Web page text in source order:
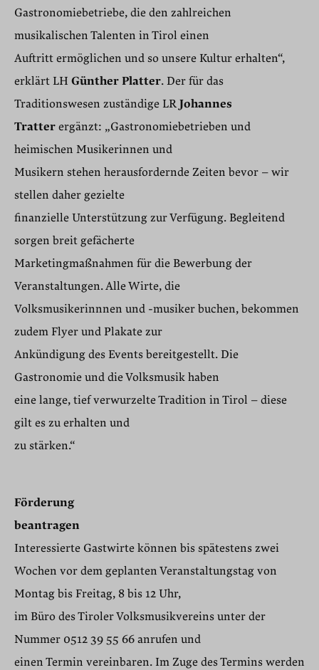
Gastronomiebetriebe, die den zahlreichen
musikalischen Talenten in Tirol einen
Auftritt ermöglichen und so unsere Kultur erhalten“,
erklärt LH Günther Platter. Der für das
Traditionswesen zuständige LR Johannes
Tratter ergänzt: „Gastronomiebetrieben und
heimischen Musikerinnen und
Musikern stehen herausfordernde Zeiten bevor – wir
stellen daher gezielte
finanzielle Unterstützung zur Verfügung. Begleitend
sorgen breit gefächerte
Marketingmaßnahmen für die Bewerbung der
Veranstaltungen. Alle Wirte, die
Volksmusikerinnnen und -musiker buchen, bekommen
zudem Flyer und Plakate zur
Ankündigung des Events bereitgestellt. Die
Gastronomie und die Volksmusik haben
eine lange, tief verwurzelte Tradition in Tirol – diese
gilt es zu erhalten und
zu stärken.“
Förderung
beantragen
Interessierte Gastwirte können bis spätestens zwei
Wochen vor dem geplanten Veranstaltungstag von
Montag bis Freitag, 8 bis 12 Uhr,
im Büro des Tiroler Volksmusikvereins unter der
Nummer 0512 39 55 66 anrufen und
einen Termin vereinbaren. Im Zuge des Termins werden